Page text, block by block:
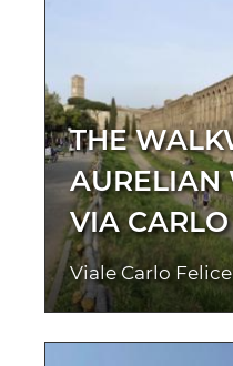
THE
AURELIAN
VIA
Viale Carlo Felice